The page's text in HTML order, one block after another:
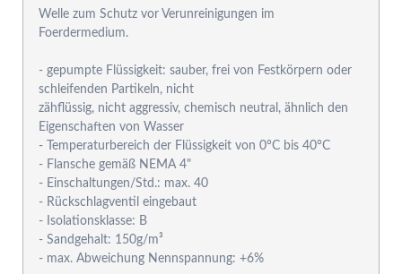
Welle zum Schutz vor Verunreinigungen im
Foerdermedium.
- gepumpte Flüssigkeit: sauber, frei von Festkörpern oder
schleifenden Partikeln, nicht
zähflüssig, nicht aggressiv, chemisch neutral, ähnlich den
Eigenschaften von Wasser
- Temperaturbereich der Flüssigkeit von 0°C bis 40°C
- Flansche gemäß NEMA 4"
- Einschaltungen/Std.: max. 40
- Rückschlagventil eingebaut
- Isolationsklasse: B
- Sandgehalt: 150g/m³
- max. Abweichung Nennspannung: +6%